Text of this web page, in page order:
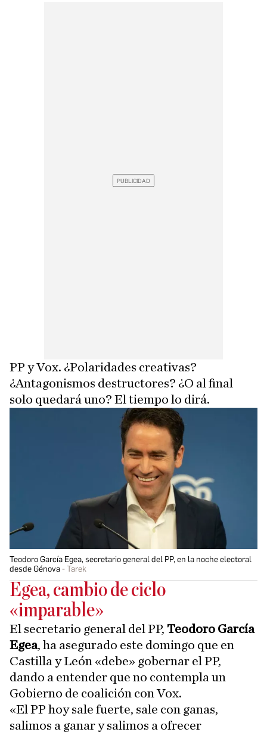
PP y Vox. ¿Polaridades creativas?
¿Antagonismos destructores? ¿O al final
solo quedará uno? El tiempo lo dirá.
Teodoro García Egea, secretario general del PP, en la noche electoral
desde Génova
Tarek
Egea, cambio de ciclo
«imparable»
El secretario general del PP, Teodoro García
Egea, ha asegurado este domingo que en
Castilla y León «debe» gobernar el PP,
dando a entender que no contempla un
Gobierno de coalición con Vox.
«El PP hoy sale fuerte, sale con ganas,
salimos a ganar y salimos a ofrecer